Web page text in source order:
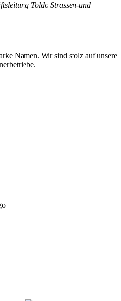
Toldo Strassen-und
Namen. Wir sind stolz auf unsere